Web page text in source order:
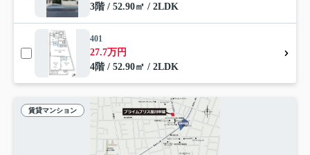
3階 / 52.90㎡ / 2LDK
401
27.7万円
4階 / 52.90㎡ / 2LDK
賃貸マンション